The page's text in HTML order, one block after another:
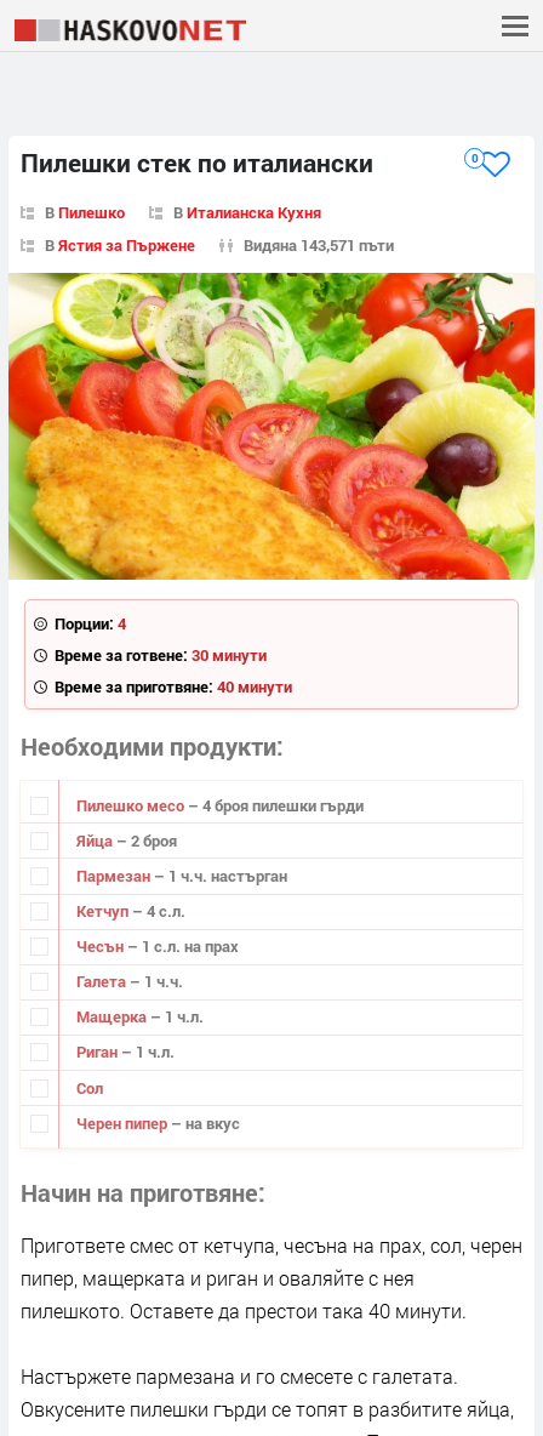
Пилешки стек по италиански 0
ВПилешко ВИталианска Кухня
ВЯстия за Пържене Видяна 143,571 пъти
Порции: 4
Време за готвене: 30 минути
Време за приготвяне: 40 минути
Необходими продукти
Пилешко месо – 4 броя пилешки гърди
Яйца – 2 броя
Пармезан – 1 ч.ч. настърган
Кетчуп – 4 с.л.
Чесън – 1 с.л. на прах
Галета – 1 ч.ч.
Мащерка – 1 ч.л.
Риган – 1 ч.л.
Сол
Черен пипер – на вкус
Начин на приготвяне
Пригответе смес от кетчупа, чесъна на прах, сол, черен
пипер, мащерката и риган и оваляйте с нея
пилешкото. Оставете да престои така 40 минути.
Настържете пармезана и го смесете с галетата.
Овкусените пилешки гърди се топят в разбитите яйца,